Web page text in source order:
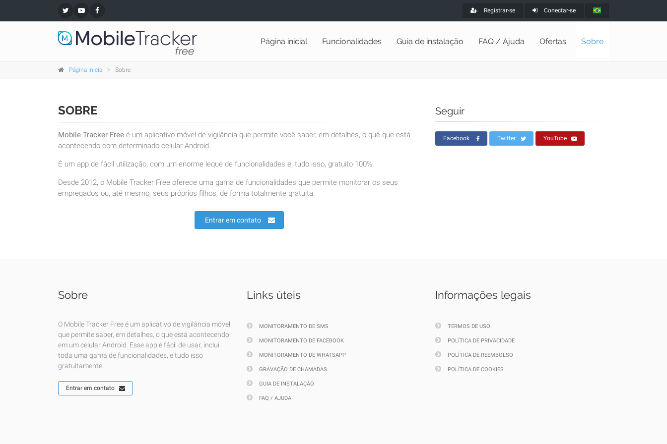
Registrar-se Conectar-se
Página inicial Funcionalidades Guia de instalação FAQ / Ajuda Ofertas Sobre
Página inicial Sobre
SOBRE
Mobile Tracker Free é um aplicativo móvel de vigilância que permite você saber, em detalhes, o quê que está
acontecendo com determinado celular Android.
É um app de fácil utilização, com um enorme leque de funcionalidades e, tudo isso, gratuito 100%.
Desde 2012, o Mobile Tracker Free oferece uma gama de funcionalidades que permite monitorar os seus
empregados ou, até mesmo, seus próprios filhos; de forma totalmente gratuita.
Entrar em contato
Seguir
Facebook Twitter YouTube
Sobre
O Mobile Tracker Free é um aplicativo de vigilância móvel
que permite saber, em detalhes, o que está acontecendo
em um celular Android. Esse app é fácil de usar, inclui
toda uma gama de funcionalidades, e tudo isso
gratuitamente.
Entrar em contato
Links úteis
MONITORAMENTO DE SMS
MONITORAMENTO DE FACEBOOK
MONITORAMENTO DE WHATSAPP
GRAVAÇÃO DE CHAMADAS
GUIA DE INSTALAÇÃO
FAQ / AJUDA
Informações legais
TERMOS DE USO
POLÍTICA DE PRIVACIDADE
POLÍTICA DE REEMBOLSO
POLÍTICA DE COOKIES